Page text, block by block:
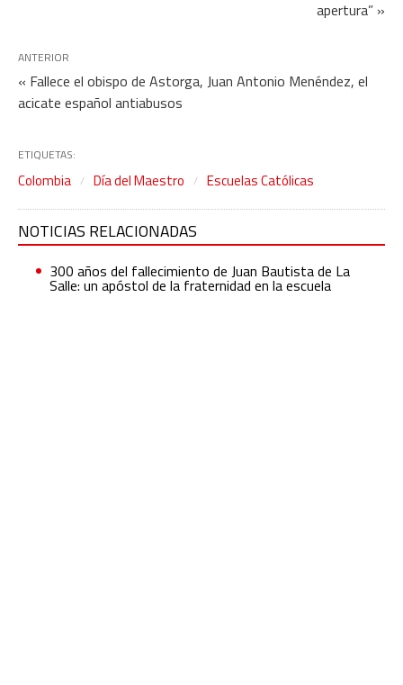
apertura” »
ANTERIOR
« Fallece el obispo de Astorga, Juan Antonio Menéndez, el
acicate español antiabusos
ETIQUETAS:
Colombia Día del Maestro Escuelas Católicas
NOTICIAS RELACIONADAS
300 años del fallecimiento de Juan Bautista de La
Salle: un apóstol de la fraternidad en la escuela